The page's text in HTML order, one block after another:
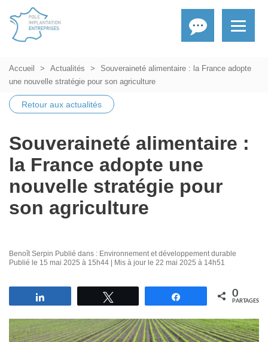
Accueil Actualités
Souveraineté alimentaire : la France adopte
une nouvelle stratégie pour son agriculture
Retour aux actualités
Souveraineté alimentaire :
la France adopte une
nouvelle stratégie pour
son agriculture
Benoît Serpin Publié dans : Environnement et développement durable
Publié le 15 mai 2025 à 15h44 | Mis à jour le 22 mai 2025 à 14h51
Partagez 0
PARTAGES